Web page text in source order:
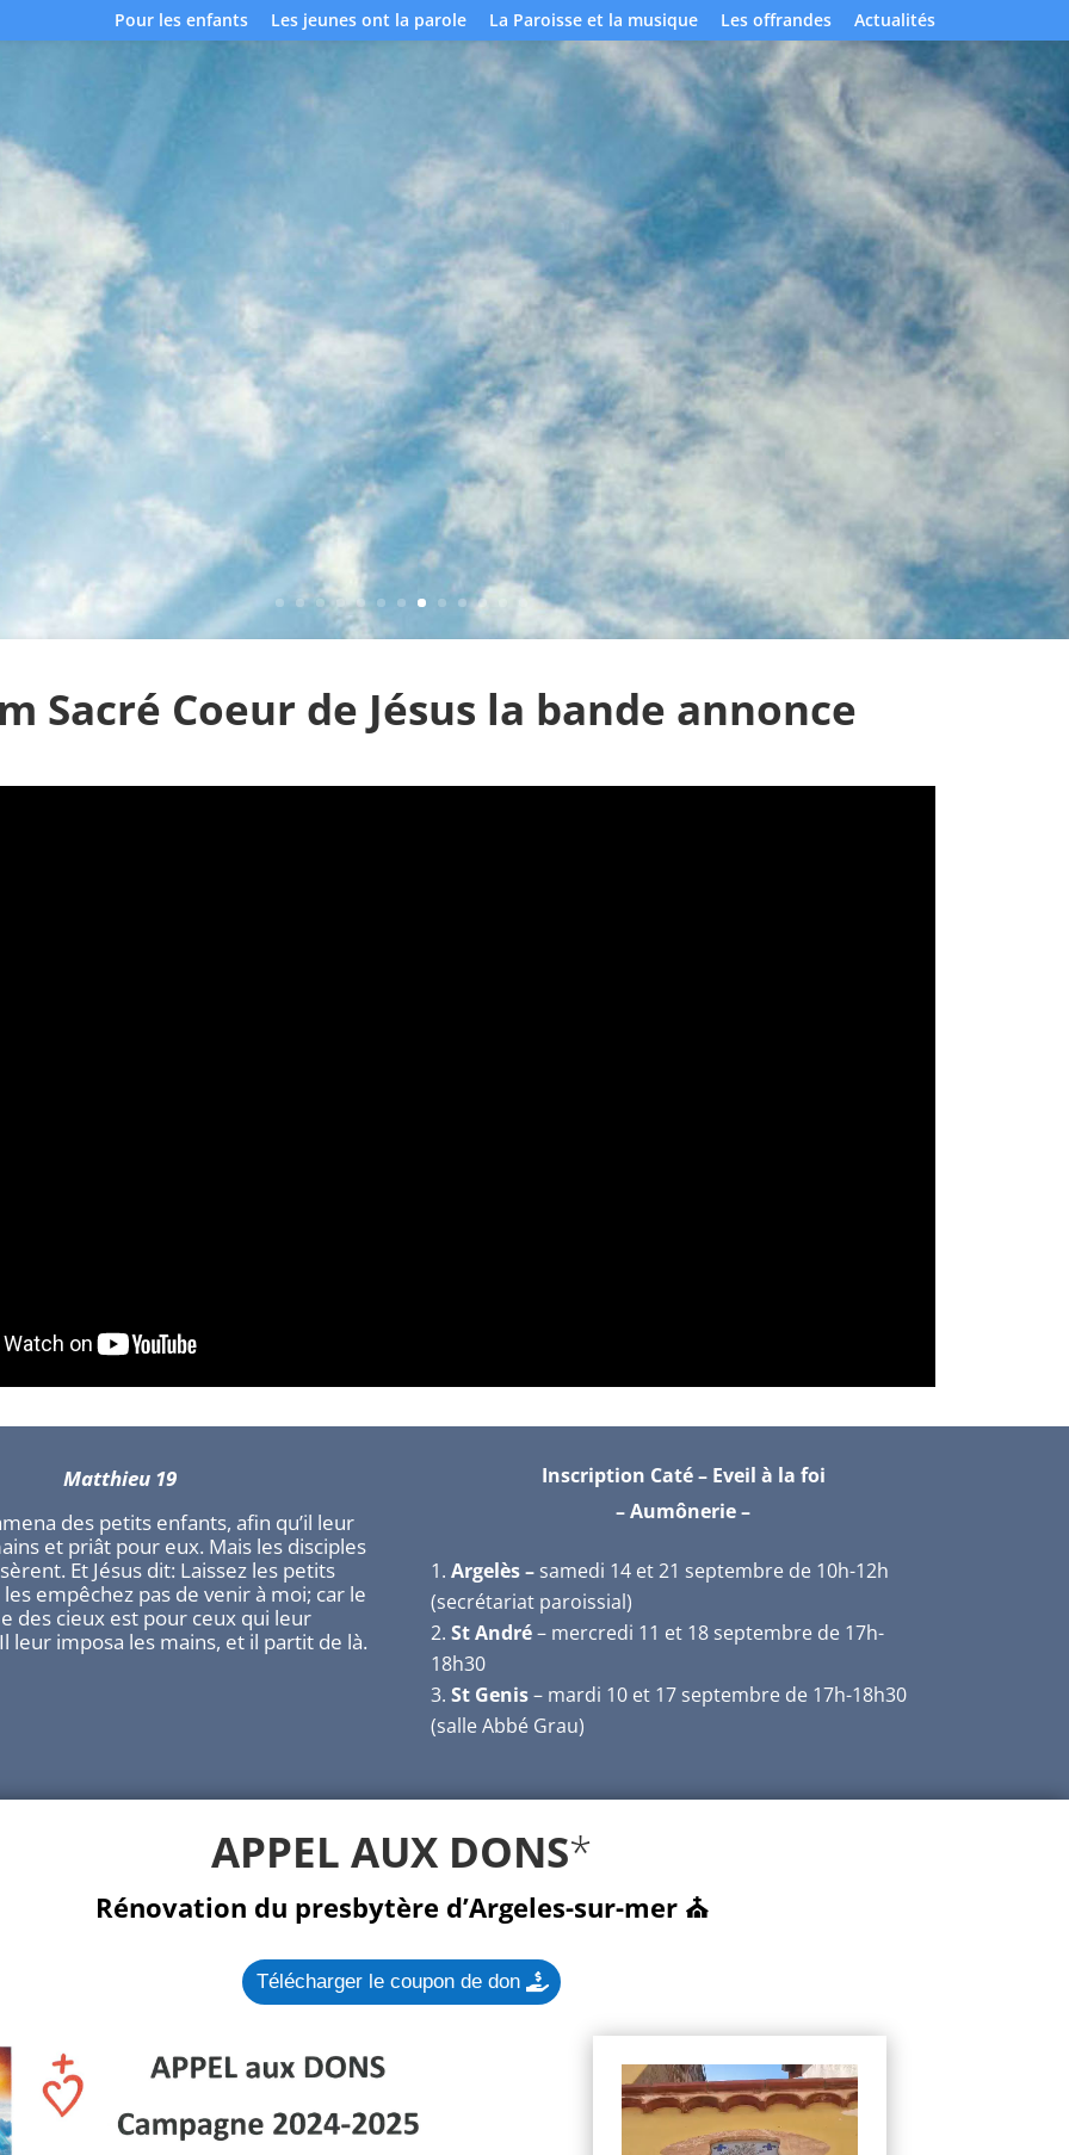
Pour les enfants Les jeunes ont la parole La Paroisse et la musique Les offrandes Actualités
Église Saint
Saturnin
Montesquieu des
Albères
Découvrir
Sacré Coeur de Jésus la bande annonce
Matthieu 19
des petits enfants, afin qu’il leur
et priât pour eux. Mais les disciples
Et Jésus dit: Laissez les petits
empêchez pas de venir à moi; car le
des cieux est pour ceux qui leur
leur imposa les mains, et il partit de là.
Inscription Caté – Eveil à la foi
– Aumônerie –
Argelès – samedi 14 et 21 septembre de 10h-12h
(secrétariat paroissial)
St André– mercredi 11 et 18 septembre de 17h-
18h30
St Genis– mardi 10 et 17 septembre de 17h-18h30
(salle Abbé Grau)
APPEL AUX DONS*
Rénovation du presbytère d’Argeles-sur-mer ⛪️
Télécharger le coupon de don